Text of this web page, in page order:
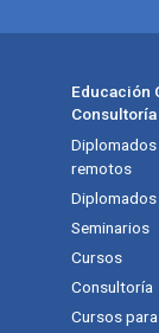
Educación
Consultoría
remotos
Seminarios
Cursos
Consultoría
Cursos